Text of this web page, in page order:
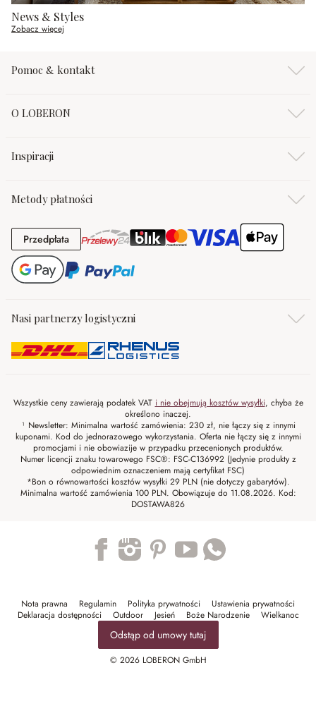
News & Styles
Zobacz więcej
Pomoc & kontakt
O LOBERON
Inspiracji
Metody płatności
PrzedpłataPrzedpłata
Nasi partnerzy logistyczni
Wszystkie ceny zawierają podatek VAT i nie obejmują kosztów wysyłki, chyba że
określono inaczej.
¹ Newsletter: Minimalna wartość zamówienia: 230 zł, nie łączy się z innymi
kuponami. Kod do jednorazowego wykorzystania. Oferta nie łączy się z innymi
promocjami i nie obowiazije w przypadku przecenionych produktów.
Numer licencji znaku towarowego FSC®: FSC-C136992 (Jedynie produkty z
odpowiednim oznaczeniem mają certyfikat FSC)
*Bon o równowartości kosztów wysyłki 29 PLN (nie dotyczy gabarytów).
Minimalna wartość zamówienia 100 PLN. Obowiązuje do 11.08.2026. Kod:
DOSTAWA826
Nota prawna Regulamin Polityka prywatności
Ustawienia prywatności
Deklaracja dostępności
Outdoor Jesień Boże Narodzenie Wielkanoc
Odstąp od umowy tutaj
© 2026 LOBERON GmbH